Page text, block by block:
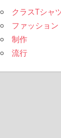
クラスTシャ
ファッション
制作
流行